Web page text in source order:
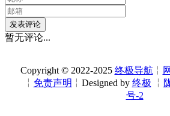
发表评论
暂无评论...
Copyright © 2022-2025 终极导航 ╎
╎ 免责声明 ╎Designed by 终极 ╎
号-2